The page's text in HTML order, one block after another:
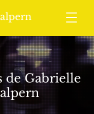
de Gabrielle